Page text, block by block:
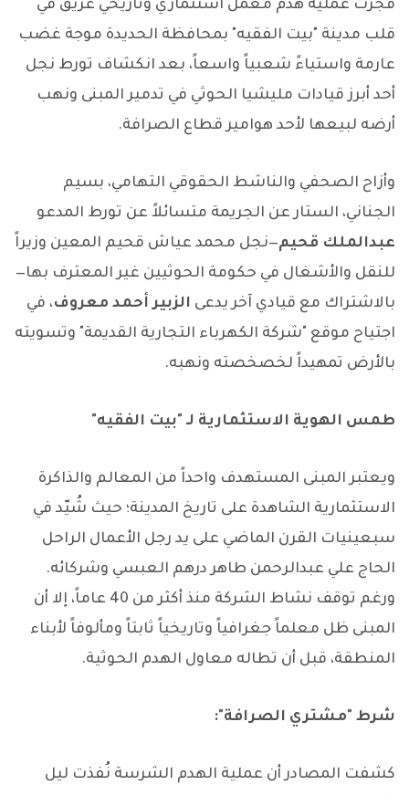
فجّرت عملية هدم معمل استثماري وتاريخي عريق في
قلب مدينة "بيت الفقيه" بمحافظة الحديدة موجة غضب
عارمة واستياءً شعبياً واسعاً، بعد انكشاف تورط نجل
أحد أبرز قيادات مليشيا الحوثي في تدمير المبنى ونهب
أرضه لبيعها لأحد هوامير قطاع الصرافة.
وأزاح الصحفي والناشط الحقوقي التهامي، بسيم
الجناني، الستار عن الجريمة متسائلاً عن تورط المدعو
عبدالملك قحيم—نجل محمد عياش قحيم المعين وزيراً
للنقل والأشغال في حكومة الحوثيين غير المعترف بها—
بالاشتراك مع قيادي آخر يدعى الزبير أحمد معروف، في
اجتياح موقع "شركة الكهرباء التجارية القديمة" وتسويته
بالأرض تمهيداً لخصخصته ونهبه.
طمس الهوية الاستثمارية لـ "بيت الفقيه"
ويعتبر المبنى المستهدف واحداً من المعالم والذاكرة
الاستثمارية الشاهدة على تاريخ المدينة؛ حيث شُيّد في
سبعينيات القرن الماضي على يد رجل الأعمال الراحل
الحاج علي عبدالرحمن طاهر درهم العبسي وشركائه.
ورغم توقف نشاط الشركة منذ أكثر من 40 عاماً، إلا أن
المبنى ظل معلماً جغرافياً وتاريخياً ثابتاً ومألوفاً لأبناء
المنطقة، قبل أن تطاله معاول الهدم الحوثية.
شرط "مشتري الصرافة":
كشفت المصادر أن عملية الهدم الشرسة نُفذت ليل